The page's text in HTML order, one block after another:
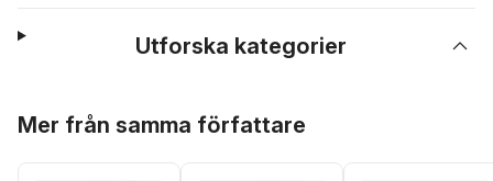
Utforska kategorier
Mer från samma författare